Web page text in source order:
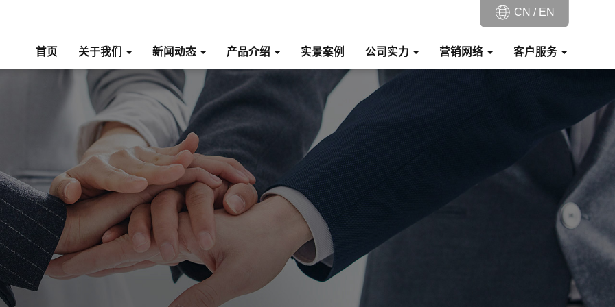
CN /EN
首页 关于我们 新闻动态 产品介绍 实景案例 公司实力 营销网络 客户服务